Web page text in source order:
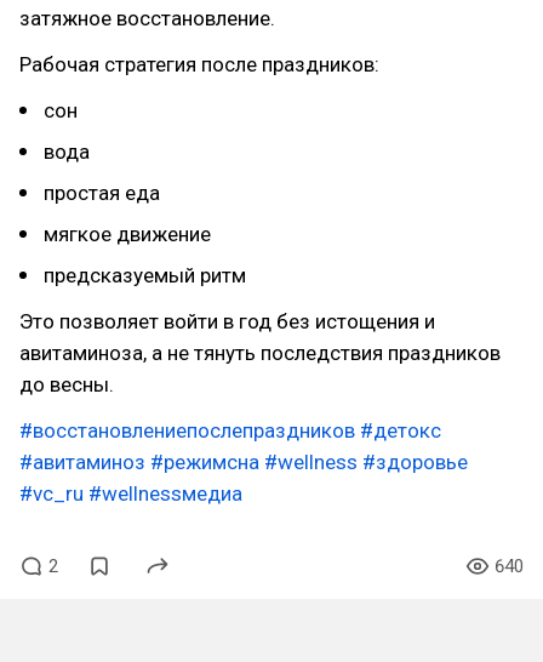
затяжное восстановление.
Рабочая стратегия после праздников:
сон
вода
простая еда
мягкое движение
предсказуемый ритм
Это позволяет войти в год без истощения и
авитаминоза, а не тянуть последствия праздников
до весны.
#восстановлениепослепраздников #детокс
#авитаминоз #режимсна #wellness #здоровье
#vc_ru #wellnessмедиа
2 640